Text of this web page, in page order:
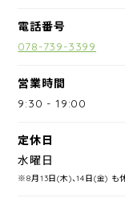
電話番号
078-739-3399
営業時間
9:30 -19:00
定休日
水曜日
※8月13日(木)、14日(金) も休